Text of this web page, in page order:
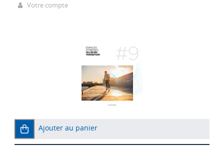
Votre compte
Ajouter au panier